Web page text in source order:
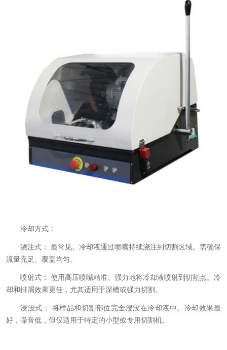
冷却方式：
浇注式： 最常见。冷却液通过喷嘴持续浇注到切割区域。需确保
流量充足、覆盖均匀。
喷射式： 使用高压喷嘴精准、强力地将冷却液喷射到切割点。冷
却和排屑效果更佳，尤其适用于深槽或强力切割。
浸没式： 将样品和切割部位完全浸没在冷却液中。冷却效果最
好，噪音低，但仅适用于特定的小型或专用切割机。